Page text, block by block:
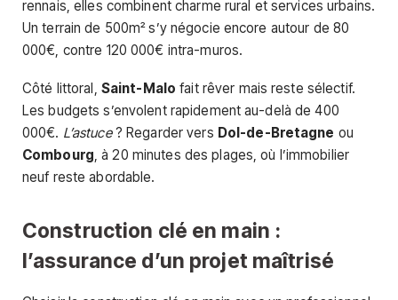
rennais, elles combinent charme rural et services urbains.
Un terrain de 500m² s’y négocie encore autour de 80
000€, contre 120 000€ intra-muros.
Côté littoral, Saint-Malo fait rêver mais reste sélectif.
Les budgets s’envolent rapidement au-delà de 400
000€. L’astuce? Regarder vers Dol-de-Bretagne ou
Combourg, à 20 minutes des plages, où l’immobilier
neuf reste abordable.
Construction clé en main :
l’assurance d’un projet maîtrisé